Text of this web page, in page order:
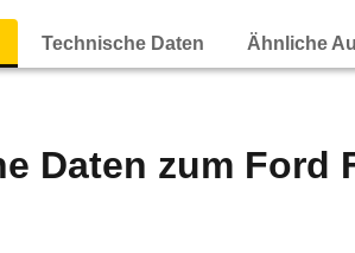
Technische Daten Ähnliche
Daten zum Ford